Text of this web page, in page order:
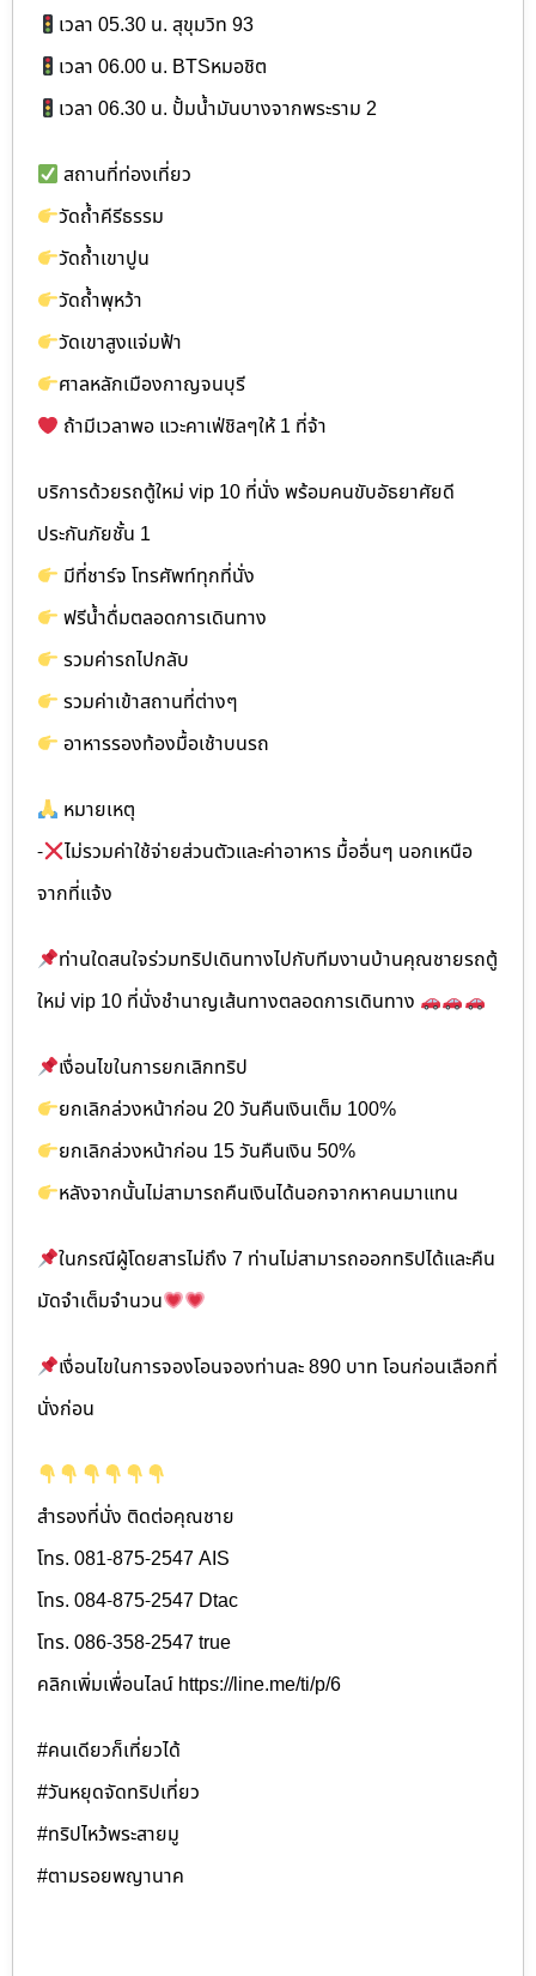
เวลา 05.30 น. สุขุมวิท 93
เวลา 06.00 น. BTSหมอชิต
เวลา 06.30 น. ปั้มน้ำมันบางจากพระราม 2
สถานที่ท่องเที่ยว
วัดถ้ำคีรีธรรม
วัดถ้ำเขาปูน
วัดถ้ำพุหว้า
วัดเขาสูงแจ่มฟ้า
ศาลหลักเมืองกาญจนบุรี
ถ้ามีเวลาพอ แวะคาเฟ่ชิลๆให้ 1 ที่จ้า
บริการด้วยรถตู้ใหม่ vip 10 ที่นั่ง พร้อมคนขับอัธยาศัยดี
ประกันภัยชั้น 1
มีที่ชาร์จ โทรศัพท์ทุกที่นั่ง
ฟรีน้ำดื่มตลอดการเดินทาง
รวมค่ารถไปกลับ
รวมค่าเข้าสถานที่ต่างๆ
อาหารรองท้องมื้อเช้าบนรถ
หมายเหตุ
-
ไม่รวมค่าใช้จ่ายส่วนตัวและค่าอาหาร มื้ออื่นๆ นอกเหนือ
จากที่แจ้ง
ท่านใดสนใจร่วมทริปเดินทางไปกับทีมงานบ้านคุณชายรถตู้
ใหม่ vip 10 ที่นั่งชำนาญเส้นทางตลอดการเดินทาง
เงื่อนไขในการยกเลิกทริป
ยกเลิกล่วงหน้าก่อน 20 วันคืนเงินเต็ม 100%
ยกเลิกล่วงหน้าก่อน 15 วันคืนเงิน 50%
หลังจากนั้นไม่สามารถคืนเงินได้นอกจากหาคนมาแทน
ในกรณีผู้โดยสารไม่ถึง 7 ท่านไม่สามารถออกทริปได้และคืน
มัดจำเต็มจำนวน
เงื่อนไขในการจองโอนจองท่านละ 890 บาท โอนก่อนเลือกที่
นั่งก่อน
สำรองที่นั่ง ติดต่อคุณชาย
โทร. 081-875-2547 AIS
โทร. 084-875-2547 Dtac
โทร. 086-358-2547 true
คลิกเพิ่มเพื่อนไลน์ https://line.me/ti/p/6
#คนเดียวก็เที่ยวได้
#วันหยุดจัดทริปเที่ยว
#ทริปไหว้พระสายมู
#ตามรอยพญานาค